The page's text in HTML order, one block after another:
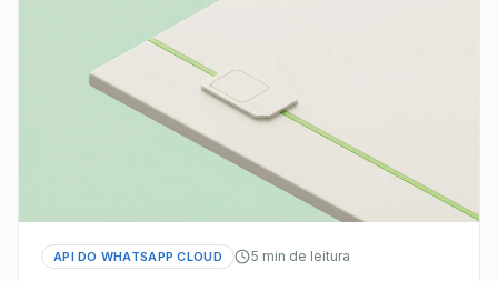
API DO WHATSAPP CLOUD 5 min de leitura